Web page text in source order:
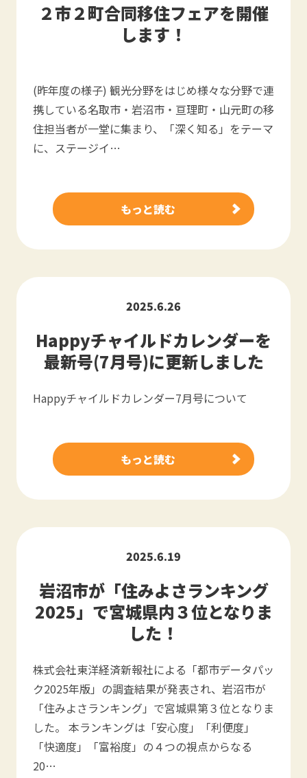
２市２町合同移住フェアを開催
します！
(昨年度の様子) 観光分野をはじめ様々な分野で連
携している名取市・岩沼市・亘理町・山元町の移
住担当者が一堂に集まり、「深く知る」をテーマ
に、ステージイ…
もっと読む
2025.6.26
Happyチャイルドカレンダーを
最新号(7月号)に更新しました
Happyチャイルドカレンダー7月号について
もっと読む
2025.6.19
岩沼市が「住みよさランキング
2025」で宮城県内３位となりま
した！
株式会社東洋経済新報社による「都市データパッ
ク2025年版」の調査結果が発表され、岩沼市が
「住みよさランキング」で宮城県第３位となりま
した。 本ランキングは「安心度」「利便度」
「快適度」「富裕度」の４つの視点からなる
20…